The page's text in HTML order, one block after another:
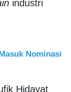
industri
Nominasi
Hidayat